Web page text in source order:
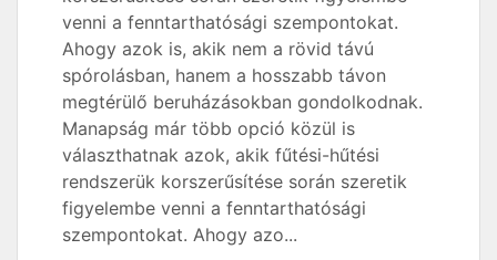
venni a fenntarthatósági szempontokat.
Ahogy azok is, akik nem a rövid távú
spórolásban, hanem a hosszabb távon
megtérülő beruházásokban gondolkodnak.
Manapság már több opció közül is
választhatnak azok, akik fűtési-hűtési
rendszerük korszerűsítése során szeretik
figyelembe venni a fenntarthatósági
szempontokat. Ahogy azo...